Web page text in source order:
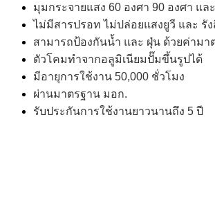
มุมกระจายแสง 60 องศา 90 องศา แล
ไม่มีสารปรอท ไม่ปล่อยแสงยูวี และ รัง
สามารถป้องกันน้ำ และ ฝุ่น ด้วยค่ามา
ตัวโคมทำจากอลูมิเนียมปั๊มขึ้นรูปได้
มีอายุการใช้งาน 50,000 ชั่วโมง
ผ่านมาตรฐาน มอก.
รับประกันการใช้งานยาวนานถึง 5 ปี